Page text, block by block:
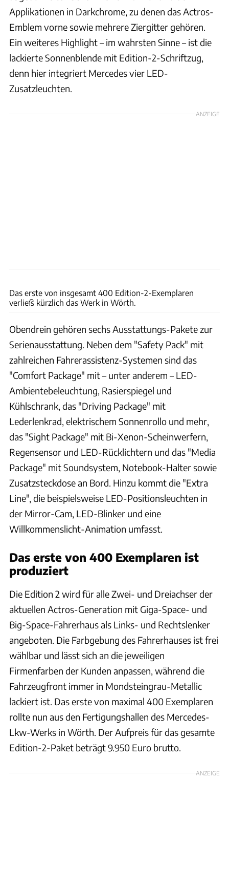
Applikationen in Darkchrome, zu denen das Actros-
Emblem vorne sowie mehrere Ziergitter gehören.
Ein weiteres Highlight – im wahrsten Sinne – ist die
lackierte Sonnenblende mit Edition-2-Schriftzug,
denn hier integriert Mercedes vier LED-
Zusatzleuchten.
ANZEIGE
Das erste von insgesamt 400 Edition-2-Exemplaren
verließ kürzlich das Werk in Wörth.
Obendrein gehören sechs Ausstattungs-Pakete zur
Serienausstattung. Neben dem "Safety Pack" mit
zahlreichen Fahrerassistenz-Systemen sind das
"Comfort Package" mit – unter anderem – LED-
Ambientebeleuchtung, Rasierspiegel und
Kühlschrank, das "Driving Package" mit
Lederlenkrad, elektrischem Sonnenrollo und mehr,
das "Sight Package" mit Bi-Xenon-Scheinwerfern,
Regensensor und LED-Rücklichtern und das "Media
Package" mit Soundsystem, Notebook-Halter sowie
Zusatzsteckdose an Bord. Hinzu kommt die "Extra
Line", die beispielsweise LED-Positionsleuchten in
der Mirror-Cam, LED-Blinker und eine
Willkommenslicht-Animation umfasst.
Das erste von 400 Exemplaren ist
produziert
Die Edition 2 wird für alle Zwei- und Dreiachser der
aktuellen Actros-Generation mit Giga-Space- und
Big-Space-Fahrerhaus als Links- und Rechtslenker
angeboten. Die Farbgebung des Fahrerhauses ist frei
wählbar und lässt sich an die jeweiligen
Firmenfarben der Kunden anpassen, während die
Fahrzeugfront immer in Mondsteingrau-Metallic
lackiert ist. Das erste von maximal 400 Exemplaren
rollte nun aus den Fertigungshallen des Mercedes-
Lkw-Werks in Wörth. Der Aufpreis für das gesamte
Edition-2-Paket beträgt 9.950 Euro brutto.
ANZEIGE